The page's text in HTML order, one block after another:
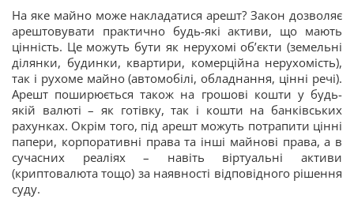
На яке майно може накладатися арешт? Закон дозволяє
арештовувати практично будь-які активи, що мають
цінність. Це можуть бути як нерухомі об’єкти (земельні
ділянки, будинки, квартири, комерційна нерухомість),
так і рухоме майно (автомобілі, обладнання, цінні речі).
Арешт поширюється також на грошові кошти у будь-
якій валюті – як готівку, так і кошти на банківських
рахунках. Окрім того, під арешт можуть потрапити цінні
папери, корпоративні права та інші майнові права, а в
сучасних реаліях – навіть віртуальні активи
(криптовалюта тощо) за наявності відповідного рішення
суду.